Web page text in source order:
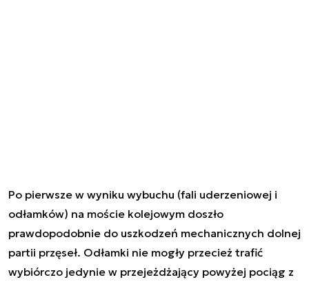
Po pierwsze w wyniku wybuchu (fali uderzeniowej i
odłamków) na moście kolejowym doszło
prawdopodobnie do uszkodzeń mechanicznych dolnej
partii przęseł. Odłamki nie mogły przecież trafić
wybiórczo jedynie w przejeżdżający powyżej pociąg z